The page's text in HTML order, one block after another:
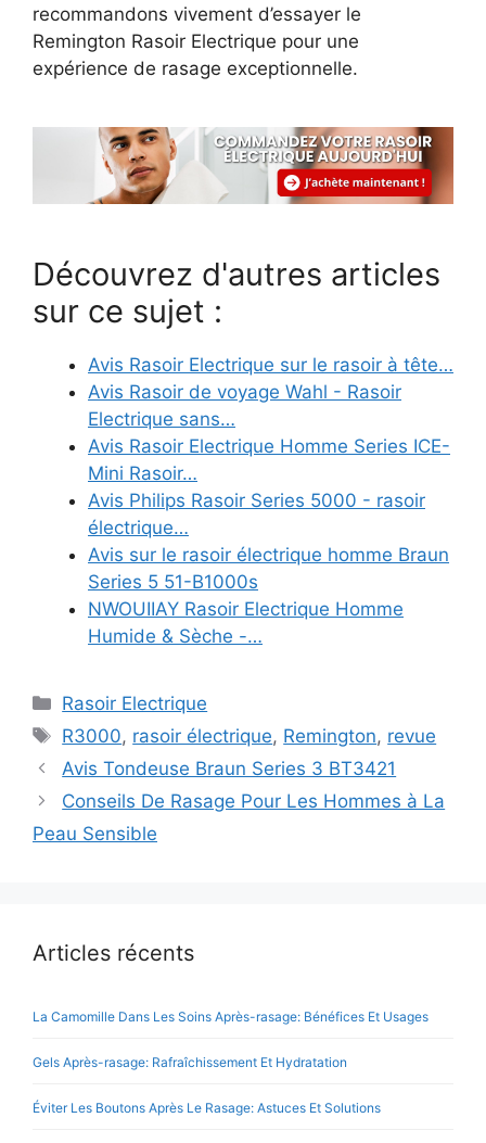
recommandons vivement d’essayer le
Remington Rasoir Electrique pour une
expérience de rasage exceptionnelle.
Découvrez d'autres articles
sur ce sujet :
Avis Rasoir Electrique sur le rasoir à tête…
Avis Rasoir de voyage Wahl - Rasoir
Electrique sans…
Avis Rasoir Electrique Homme Series ICE-
Mini Rasoir…
Avis Philips Rasoir Series 5000 - rasoir
électrique…
Avis sur le rasoir électrique homme Braun
Series 5 51-B1000s
NWOUIIAY Rasoir Electrique Homme
Humide & Sèche -…
Catégories
Rasoir Electrique
Étiquettes
R3000, rasoir électrique, Remington, revue
Avis Tondeuse Braun Series 3 BT3421
Conseils De Rasage Pour Les Hommes à La
Peau Sensible
Articles récents
La Camomille Dans Les Soins Après-rasage: Bénéfices Et Usages
Gels Après-rasage: Rafraîchissement Et Hydratation
Éviter Les Boutons Après Le Rasage: Astuces Et Solutions